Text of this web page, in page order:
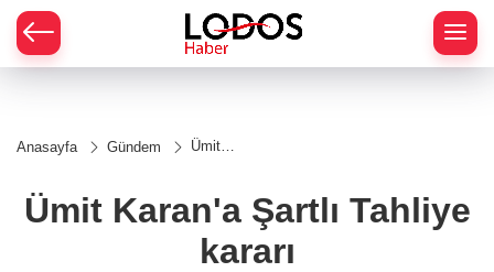
Anasayfa Gündem
Ümit
Tahliye
kararı
Ümit Karan'a Şartlı Tahliye
kararı